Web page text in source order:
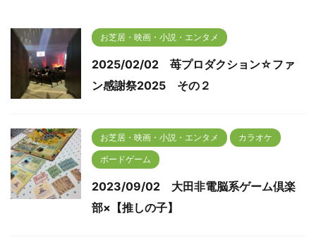
お芝居・映画・小説・エンタメ
2025/02/02 苺プロダクション☆ファ
ン感謝祭2025 その２
お芝居・映画・小説・エンタメ カラオケ
ボードゲーム
2023/09/02 大田非電脳系ゲーム倶楽
部×【推しの子】